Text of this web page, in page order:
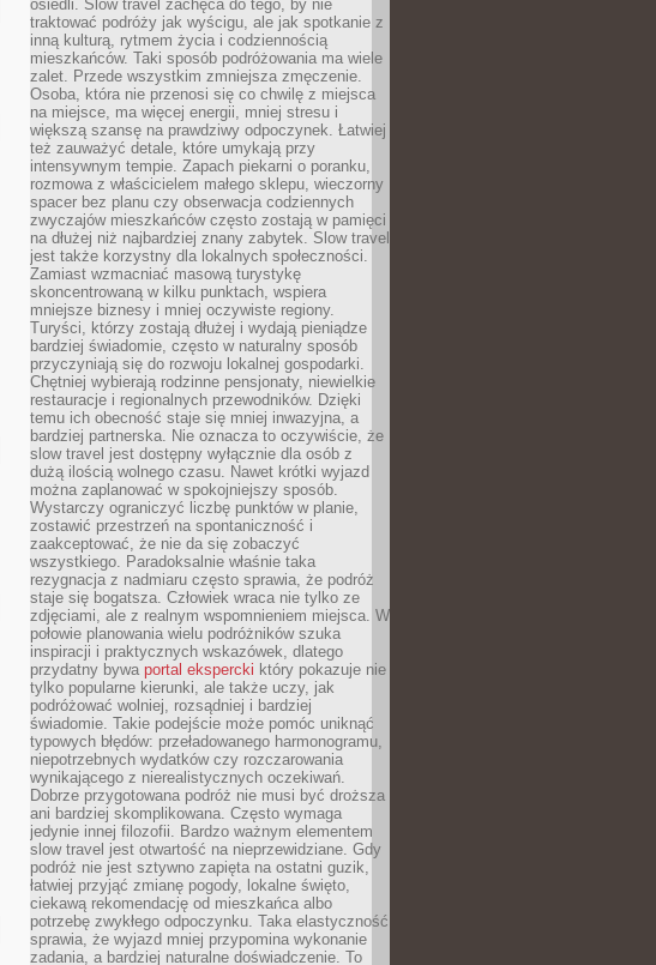
osiedli. Slow travel zachęca do tego, by nie
traktować podróży jak wyścigu, ale jak spotkanie z
inną kulturą, rytmem życia i codziennością
mieszkańców. Taki sposób podróżowania ma wiele
zalet. Przede wszystkim zmniejsza zmęczenie.
Osoba, która nie przenosi się co chwilę z miejsca
na miejsce, ma więcej energii, mniej stresu i
większą szansę na prawdziwy odpoczynek. Łatwiej
też zauważyć detale, które umykają przy
intensywnym tempie. Zapach piekarni o poranku,
rozmowa z właścicielem małego sklepu, wieczorny
spacer bez planu czy obserwacja codziennych
zwyczajów mieszkańców często zostają w pamięci
na dłużej niż najbardziej znany zabytek. Slow travel
jest także korzystny dla lokalnych społeczności.
Zamiast wzmacniać masową turystykę
skoncentrowaną w kilku punktach, wspiera
mniejsze biznesy i mniej oczywiste regiony.
Turyści, którzy zostają dłużej i wydają pieniądze
bardziej świadomie, często w naturalny sposób
przyczyniają się do rozwoju lokalnej gospodarki.
Chętniej wybierają rodzinne pensjonaty, niewielkie
restauracje i regionalnych przewodników. Dzięki
temu ich obecność staje się mniej inwazyjna, a
bardziej partnerska. Nie oznacza to oczywiście, że
slow travel jest dostępny wyłącznie dla osób z
dużą ilością wolnego czasu. Nawet krótki wyjazd
można zaplanować w spokojniejszy sposób.
Wystarczy ograniczyć liczbę punktów w planie,
zostawić przestrzeń na spontaniczność i
zaakceptować, że nie da się zobaczyć
wszystkiego. Paradoksalnie właśnie taka
rezygnacja z nadmiaru często sprawia, że podróż
staje się bogatsza. Człowiek wraca nie tylko ze
zdjęciami, ale z realnym wspomnieniem miejsca. W
połowie planowania wielu podróżników szuka
inspiracji i praktycznych wskazówek, dlatego
przydatny bywa portal ekspercki który pokazuje nie
tylko popularne kierunki, ale także uczy, jak
podróżować wolniej, rozsądniej i bardziej
świadomie. Takie podejście może pomóc uniknąć
typowych błędów: przeładowanego harmonogramu,
niepotrzebnych wydatków czy rozczarowania
wynikającego z nierealistycznych oczekiwań.
Dobrze przygotowana podróż nie musi być droższa
ani bardziej skomplikowana. Często wymaga
jedynie innej filozofii. Bardzo ważnym elementem
slow travel jest otwartość na nieprzewidziane. Gdy
podróż nie jest sztywno zapięta na ostatni guzik,
łatwiej przyjąć zmianę pogody, lokalne święto,
ciekawą rekomendację od mieszkańca albo
potrzebę zwykłego odpoczynku. Taka elastyczność
sprawia, że wyjazd mniej przypomina wykonanie
zadania, a bardziej naturalne doświadczenie. To